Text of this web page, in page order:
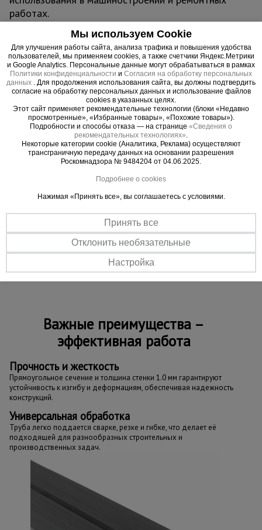
работах.
Материал обладает хорошей свариваемостью,
что упрощает монтаж и обработку. Поверхность
трубы может быть дополнительно обработана
антикоррозийным покрытием для увеличения
срока службы в условиях повышенной влажности
или агрессивной среды. Профильная форма
обеспечивает повышенную жесткость по
сравнению с круглыми трубами, что делает её
оптимальным выбором для конструкций,
требующих устойчивости к изгибу.
Труба профильная 40x20x1.0 мм широко
используется в строительстве для создания
лестниц. В машиностроении применяется для
производства деталей и рам оборудования.
Также подходит для изготовления мебели,
декоративных конструкций и других
металлоизделий в мастерских и на
производственных предприятиях.
Важные преимущества –
эффективная работа
Прочность и жесткость
Прямоугольное сечение и толщина стенки 1.0 мм гарантируют
устойчивость к изгибу и деформациям, обеспечивая надежность
конструкций.
Универсальная обработка
Труба легко поддается сварке, резке и гибке, что делает её
подходящей для разнообразных строительных и
производственных задач.
Мы используем Cookie
Для улучшения работы сайта, анализа трафика и повышения удобства
пользователей, мы применяем cookies, а также счетчики Яндекс.Метрики
и Google Analytics. Персональные данные могут обрабатываться в рамках
Политики конфиденциальности и Согласия на обработку персональных
данных . Для продолжения использования сайта, вы должны подтвердить
согласие на обработку персональных данных и использование файлов
cookies в указанных целях.
Этот сайт применяет рекомендательные технологии (блоки «Недавно
просмотренные», «Избранные товары», «Похожие товары»).
Подробности и способы отказа — на странице «Сведения о
рекомендательных технологиях».
Некоторые категории cookie (Аналитика, Реклама) осуществляют
трансграничную передачу данных на основании разрешения
Роскомнадзора № 9484204 от 04.06.2025.
Подробнее о cookies
Нажимая «Принять все», вы соглашаетесь с условиями.
Принять все
Отклонить необязательные
Настройка